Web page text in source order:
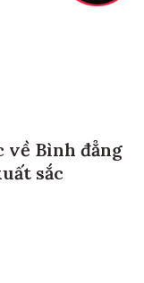
về Bình đẳng
sắc